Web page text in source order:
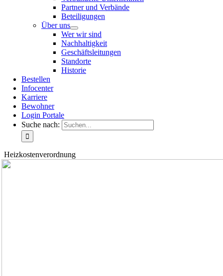
Partner und Verbände
Beteiligungen
Über uns
Wer wir sind
Nachhaltigkeit
Geschäftsleitungen
Standorte
Historie
Bestellen
Infocenter
Karriere
Bewohner
Login Portale
Suche nach:
Heizkostenverordnung